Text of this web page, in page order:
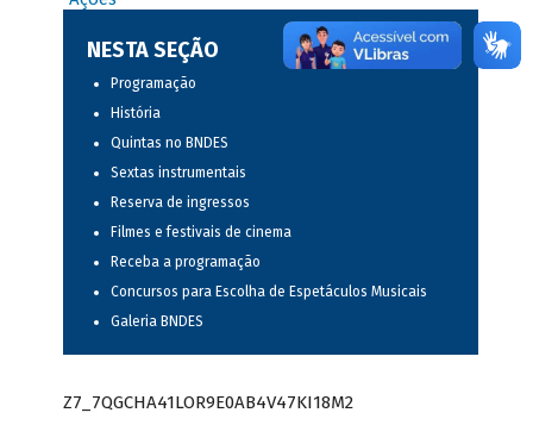
NESTA SEÇÃO
Programação
História
Quintas no BNDES
Sextas instrumentais
Reserva de ingressos
Filmes e festivais de cinema
Receba a programação
Concursos para Escolha de Espetáculos Musicais
Galeria BNDES
Z7_7QGCHA41LOR9E0AB4V47KI18M2